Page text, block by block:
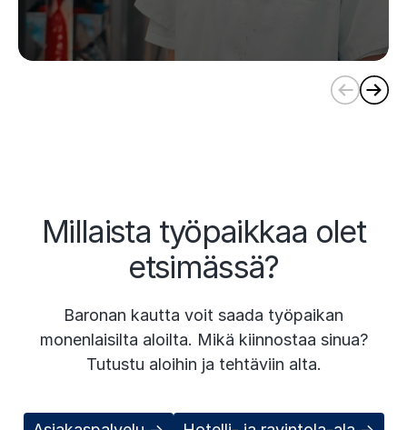
Millaista työpaikkaa olet
etsimässä?
Baronan kautta voit saada työpaikan
monenlaisilta aloilta. Mikä kiinnostaa sinua?
Tutustu aloihin ja tehtäviin alta.